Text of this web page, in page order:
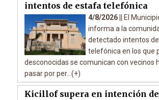
intentos de estafa telefónica
4/8/2026 ||
El
informa a la
detectado intentos
telefónica en los que
desconocidas se comunican con vecinos
pasar por per...(+)
Kicillof supera en intención de